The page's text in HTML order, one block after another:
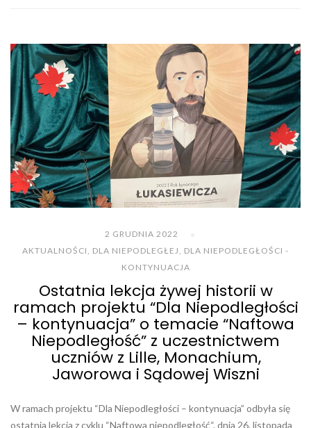
2 GRUDNIA 2022
AKTUALNOŚCI, DLA NIEPODLEGŁEJ, DLA NIEPODLEGŁOŚCI -
KONTYNUACJA
Ostatnia lekcja żywej historii w
ramach projektu “Dla Niepodległości
– kontynuacja” o temacie “Naftowa
Niepodległość” z uczestnictwem
uczniów z Lille, Monachium,
Jaworowa i Sądowej Wiszni
W ramach projektu “Dla Niepodległości – kontynuacja” odbyła się
ostatnia lekcja z cyklu “Naftowa niepodległość“, dnia 26. listopada